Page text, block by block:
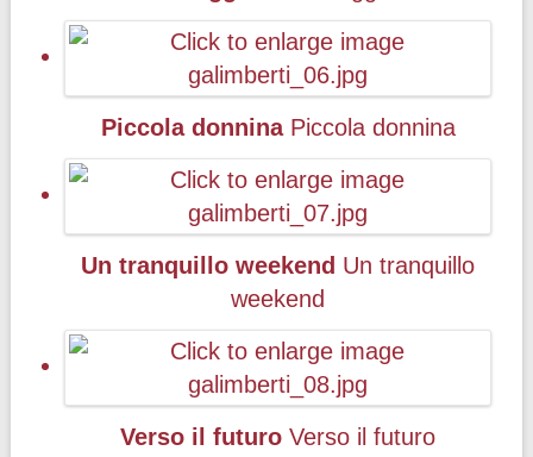
Piccola donnina Piccola donnina
Un tranquillo weekend Un tranquillo
weekend
Verso il futuro Verso il futuro